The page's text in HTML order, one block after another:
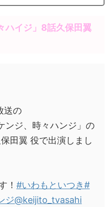
ハイジ」8話久保田翼
送の
ンジ、時々ハンジ」の
田翼 役で出演しまし
！ #いわもといつき#
ジ@keijito_tvasahi